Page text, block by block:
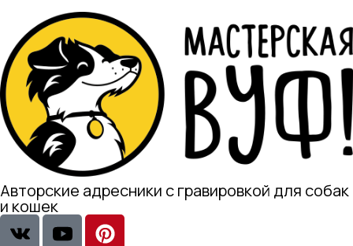
Авторские адресники с гравировкой для собак
и кошек